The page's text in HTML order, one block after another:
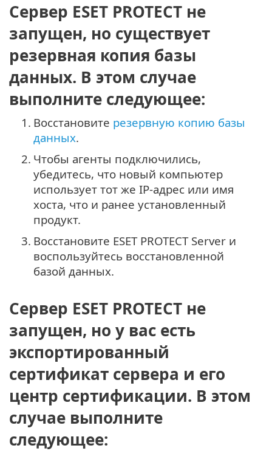
Сервер ESET PROTECT не
запущен, но существует
резервная копия базы
данных. В этом случае
выполните следующее:
1. Восстановите резервную копию базы
данных.
2. Чтобы агенты подключились,
убедитесь, что новый компьютер
использует тот же IP-адрес или имя
хоста, что и ранее установленный
продукт.
3. Восстановите ESET PROTECT Server и
воспользуйтесь восстановленной
базой данных.
Сервер ESET PROTECT не
запущен, но у вас есть
экспортированный
сертификат сервера и его
центр сертификации. В этом
случае выполните
следующее: